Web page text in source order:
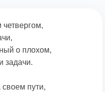
о плохом,
задачи.
своем пути,